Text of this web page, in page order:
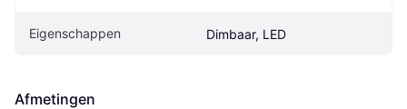
Eigenschappen Dimbaar, LED
Afmetingen